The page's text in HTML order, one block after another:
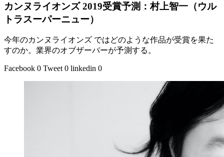
カンヌライオンズ 2019受賞予測：村上智一（ウル
トラスーパーニュー）
今年のカンヌライオンズ ではどのような作品が受賞を果た
すのか。業界のオブザーバーが予測する。
Facebook 0 Tweet 0 linkedin 0